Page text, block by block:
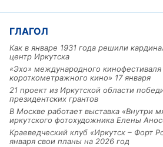
ГЛАГОЛ
Как в январе 1931 года решили
центр Иркутска
«Эхо» международного
короткометражного кино» 17 января
21 проект из Иркутской области
президентских грантов
В Москве работает выставка «Внутри
иркутского фотохудожника Елены
Краеведческий клуб «Иркутск – Форт
января свои планы на 2026 год